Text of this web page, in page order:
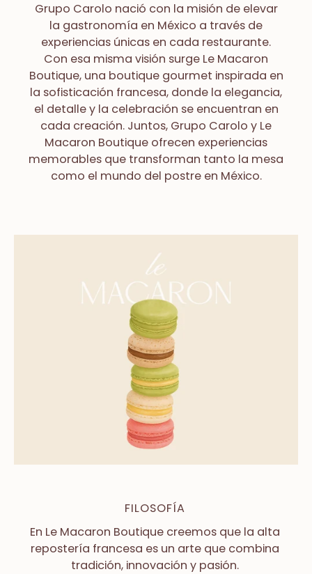
Grupo Carolo nació con la misión de elevar
la gastronomía en México a través de
experiencias únicas en cada restaurante.
Con esa misma visión surge Le Macaron
Boutique, una boutique gourmet inspirada en
la sofisticación francesa, donde la elegancia,
el detalle y la celebración se encuentran en
cada creación. Juntos, Grupo Carolo y Le
Macaron Boutique ofrecen experiencias
memorables que transforman tanto la mesa
como el mundo del postre en México.
FILOSOFÍA
En Le Macaron Boutiquecreemos que la alta
repostería francesa es un arte que combina
tradición, innovación y pasión.